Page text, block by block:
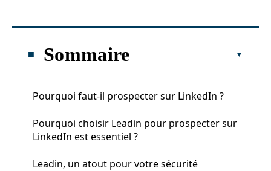
Sommaire
Pourquoi faut-il prospecter sur LinkedIn ?
Pourquoi choisir Leadin pour prospecter sur
LinkedIn est essentiel ?
Leadin, un atout pour votre sécurité